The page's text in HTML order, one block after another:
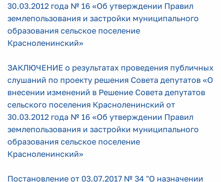
30.03.2012 года № 16 «Об утверждении Правил
землепользования и застройки муниципального
образования сельское поселение
Красноленинский»
ЗАКЛЮЧЕНИЕ о результатах проведения публичных
слушаний по проекту решения Совета депутатов «О
внесении изменений в Решение Совета депутатов
сельского поселения Красноленинский от
30.03.2012 года № 16 «Об утверждении Правил
землепользования и застройки муниципального
образования сельское поселение
Красноленинский»
Постановление от 03.07.2017 № 34 "О назначении